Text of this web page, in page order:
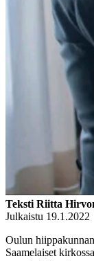
Teksti Riitta
Julkaistu 19.1.2022
Oulun
Saamelaiset